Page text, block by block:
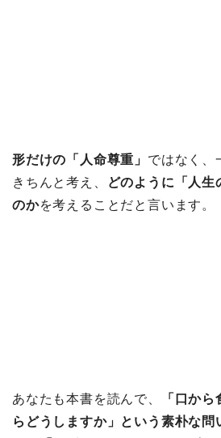
形だけの「人命尊重」 ではなく、
きちんと考え、
どのように「人生
のかを考えることだと言います。
あなたも本書を読んで、
「口か
らどうしますか」という素朴な問